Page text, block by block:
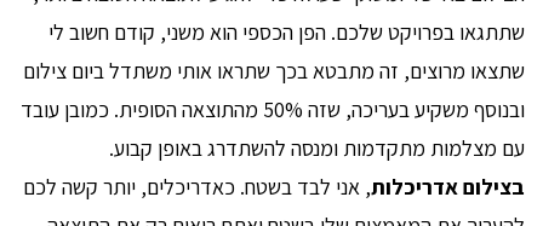
שתתגאו בפרויקט שלכם. הפן הכספי הוא משני, קודם חשוב לי
שתצאו מרוצים, זה מתבטא בכך שתראו אותי משתדל ביום צילום
ובנוסף משקיע בעריכה, שזה 50% מהתוצאה הסופית. כמובן עובד
עם מצלמות מתקדמות ומנסה להשתדרג באופן קבוע.
בצילום אדריכלות, אני לבד בשטח. כאדריכלים, יותר קשה לכם